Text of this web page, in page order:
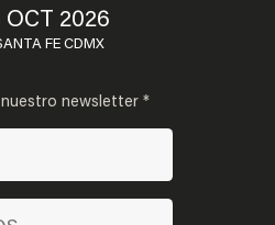
OCT 2026
FE CDMX
newsletter *